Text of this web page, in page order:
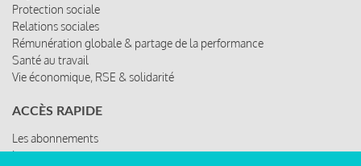
Protection sociale
Relations sociales
Rémunération globale & partage de la performance
Santé au travail
Vie économique, RSE & solidarité
ACCÈS RAPIDE
Les abonnements
Les rencontres